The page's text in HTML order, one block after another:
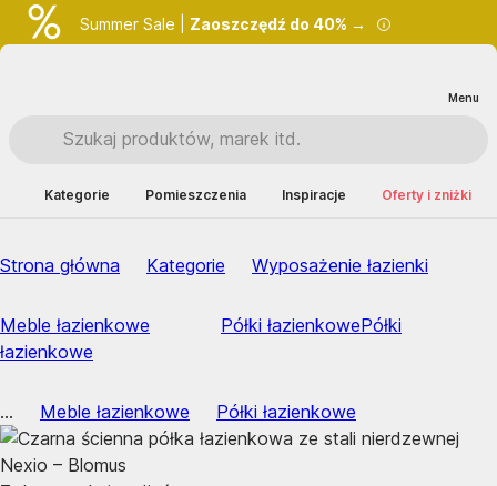
Summer Sale | Zaoszczędź do 40% →
Menu
Kategorie Pomieszczenia Inspiracje Oferty i zniżki
Strona główna Kategorie Wyposażenie łazienki
Meble łazienkowe Półki łazienkowePółki
łazienkowe
... Meble łazienkowe Półki łazienkowe